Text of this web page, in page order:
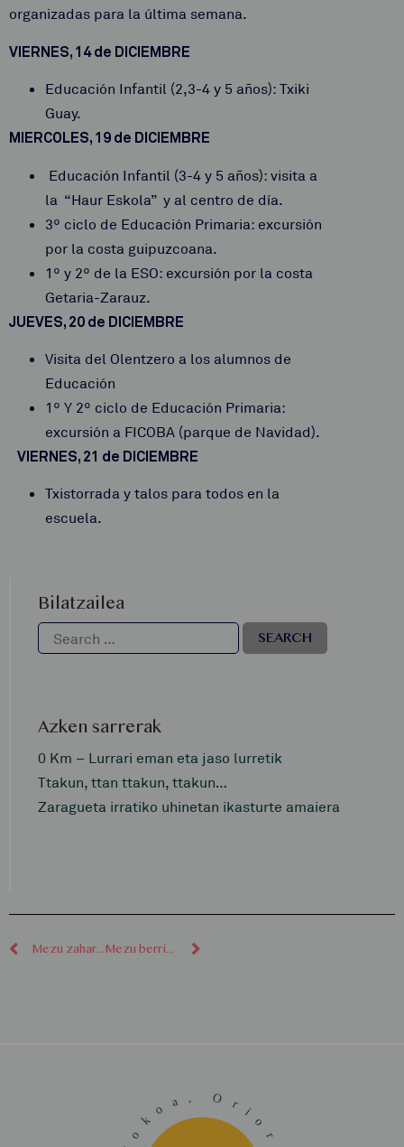
organizadas para la última semana.
VIERNES, 14 de DICIEMBRE
Educación Infantil (2,3-4 y 5 años): Txiki
Guay.
MIERCOLES, 19 de DICIEMBRE
Educación Infantil (3-4 y 5 años): visita a
la “Haur Eskola” y al centro de día.
3º ciclo de Educación Primaria: excursión
por la costa guipuzcoana.
1º y 2º de la ESO: excursión por la costa
Getaria-Zarauz.
JUEVES, 20 de DICIEMBRE
Visita del Olentzero a los alumnos de
Educación
1º Y 2º ciclo de Educación Primaria:
excursión a FICOBA (parque de Navidad).
VIERNES, 21 de DICIEMBRE
Txistorrada y talos para todos en la
escuela.
Bilatzailea
Azken sarrerak
0 Km – Lurrari eman eta jaso lurretik
Ttakun, ttan ttakun, ttakun…
Zaragueta irratiko uhinetan ikasturte amaiera
Mezu zaharragoak Mezu berriagoak